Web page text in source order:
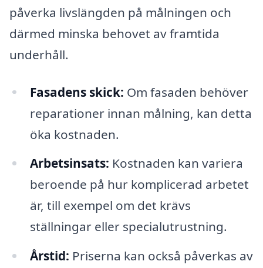
påverka livslängden på målningen och
därmed minska behovet av framtida
underhåll.
Fasadens skick: Om fasaden behöver
reparationer innan målning, kan detta
öka kostnaden.
Arbetsinsats: Kostnaden kan variera
beroende på hur komplicerad arbetet
är, till exempel om det krävs
ställningar eller specialutrustning.
Årstid: Priserna kan också påverkas av